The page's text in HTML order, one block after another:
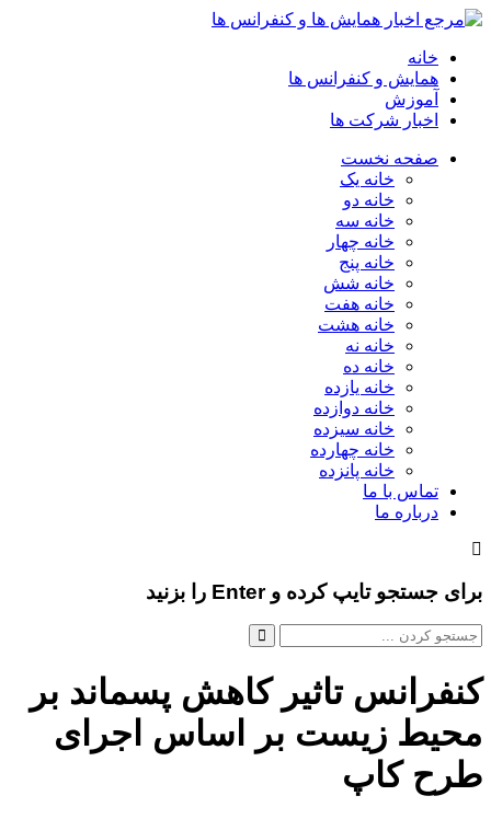
خانه
همایش و کنفرانس ها
آموزش
اخبار شرکت ها
صفحه نخست
خانه یک
خانه دو
خانه سه
خانه چهار
خانه پنج
خانه شش
خانه هفت
خانه هشت
خانه نه
خانه ده
خانه یازده
خانه دوازده
خانه سیزده
خانه چهارده
خانه پانزده
تماس با ما
درباره ما
برای جستجو تایپ کرده و Enter را بزنید
کنفرانس تاثیر کاهش پسماند بر
محیط زیست بر اساس اجرای
طرح کاپ